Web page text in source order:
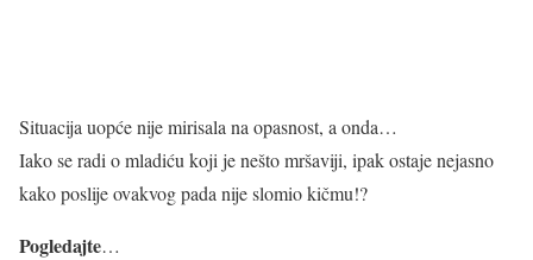
Situacija uopće nije mirisala na opasnost, a onda…
Iako se radi o mladiću koji je nešto mršaviji, ipak ostaje nejasno
kako poslije ovakvog pada nije slomio kičmu!?
Pogledajte…